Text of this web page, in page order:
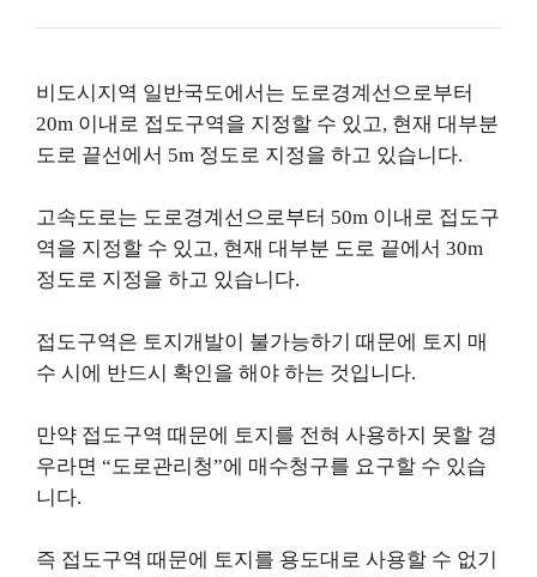
비도시지역 일반국도에서는 도로경계선으로부터
20m 이내로 접도구역을 지정할 수 있고, 현재 대부분
도로 끝선에서 5m 정도로 지정을 하고 있습니다.
고속도로는 도로경계선으로부터 50m 이내로 접도구
역을 지정할 수 있고, 현재 대부분 도로 끝에서 30m
정도로 지정을 하고 있습니다.
접도구역은 토지개발이 불가능하기 때문에 토지 매
수 시에 반드시 확인을 해야 하는 것입니다.
만약 접도구역 때문에 토지를 전혀 사용하지 못할 경
우라면 “도로관리청”에 매수청구를 요구할 수 있습
니다.
즉 접도구역 때문에 토지를 용도대로 사용할 수 없기